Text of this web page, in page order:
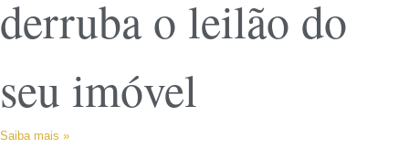
derruba o leilão do
seu imóvel
Saiba mais »